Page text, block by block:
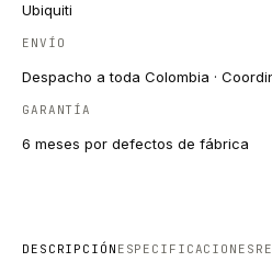
Ubiquiti
ENVÍO
Despacho a toda Colombia ·
GARANTÍA
6 meses por defectos de fábrica
DESCRIPCIÓN ESPECIFICACIONES